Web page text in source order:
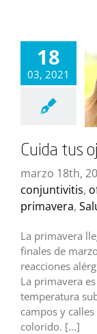
18
03, 2021
Cuida tus
marzo 18th,
conjuntivitis,
primavera,
La primavera
finales de
reacciones
La primavera
temperatura
campos y
colorido. [...]